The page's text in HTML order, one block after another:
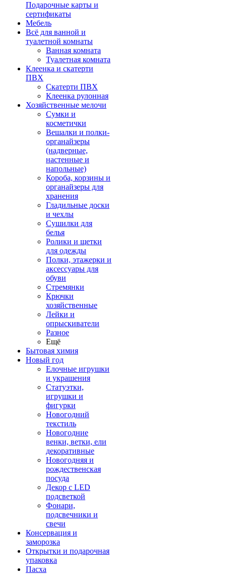
Подарочные карты и
сертификаты
Мебель
Всё для ванной и
туалетной комнаты
Ванная комната
Туалетная комната
Клеенка и скатерти
ПВХ
Скатерти ПВХ
Клеенка рулонная
Хозяйственные мелочи
Сумки и
косметички
Вешалки и полки-
органайзеры
(надверные,
настенные и
напольные)
Короба, корзины и
органайзеры для
хранения
Гладильные доски
и чехлы
Сушилки для
белья
Ролики и щетки
для одежды
Полки, этажерки и
аксессуары для
обуви
Стремянки
Крючки
хозяйственные
Лейки и
опрыскиватели
Разное
Ещё
Бытовая химия
Новый год
Елочные игрушки
и украшения
Статуэтки,
игрушки и
фигурки
Новогодний
текстиль
Новогодние
венки, ветки, ели
декоративные
Новогодняя и
рождественская
посуда
Декор с LED
подсветкой
Фонари,
подсвечники и
свечи
Консервация и
заморозка
Открытки и подарочная
упаковка
Пасха